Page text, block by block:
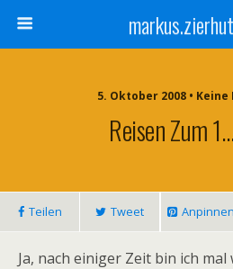
5. Oktober 2008 •
Reisen Zum
Teilen Tweet Anpinnen
Ja, nach einiger Zeit bin ich